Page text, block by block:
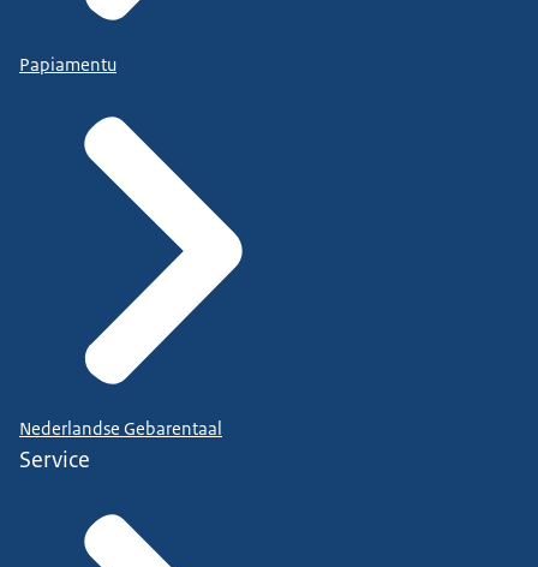
Papiamentu
Nederlandse Gebarentaal
Service